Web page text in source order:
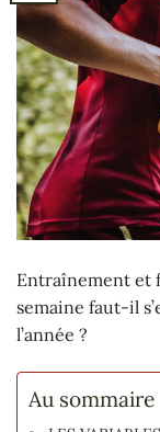
Entraînement et
semaine faut-il
l’année ?
Au sommaire